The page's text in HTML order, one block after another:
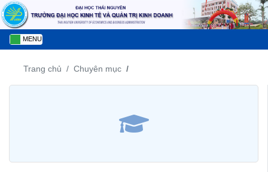
MENU
Trang chủ Chuyên mục